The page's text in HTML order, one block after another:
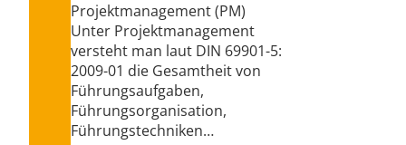
Projektmanagement (PM)
Unter Projektmanagement
versteht man laut DIN 69901-5:
2009-01 die Gesamtheit von
Führungsaufgaben,
Führungsorganisation,
Führungstechniken…